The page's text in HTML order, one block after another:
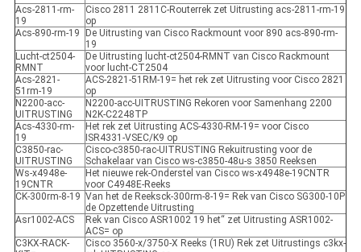
Acs-2811-rm-
19
Cisco 2811 2811C-Routerrek zet Uitrusting acs-2811-rm-19
op
Acs-890-rm-19
De Uitrusting van Cisco Rackmount voor 890 acs-890-rm-
19
Lucht-ct2504-
RMNT
De Uitrusting lucht-ct2504-RMNT van Cisco Rackmount
voor lucht-CT2504
Acs-2821-
51rm-19
ACS-2821-51RM-19= het rek zet Uitrusting voor Cisco 2821
op
N2200-acc-
UITRUSTING
N2200-acc-UITRUSTING Rekoren voor Samenhang 2200
N2K-C2248TP
Acs-4330-rm-
19
Het rek zet Uitrusting ACS-4330-RM-19= voor Cisco
ISR4331-VSEC/K9 op
C3850-rac-
UITRUSTING
Cisco-c3850-rac-UITRUSTING Rekuitrusting voor de
Schakelaar van Cisco ws-c3850-48u-s 3850 Reeksen
Ws-x4948e-
19CNTR
Het nieuwe rek-Onderstel van Cisco ws-x4948e-19CNTR
voor C4948E-Reeks
CK-300rm-8-19 Van het de Reeksck-300rm-8-19= Rek van Cisco SG300-10P
de Opzettende Uitrusting
Asr1002-ACS
Rek van Cisco ASR1002 19 het“ zet Uitrusting ASR1002-
ACS= op
C3KX-RACK-
Cisco 3560-x/3750-X Reeks (1RU) Rek zet Uitrustings c3kx-